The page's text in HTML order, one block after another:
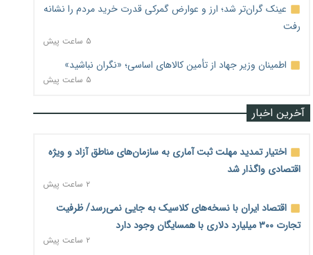
عینک گران‌تر شد؛ ارز و عوارض گمرکی قدرت خرید مردم را نشانه
رفت
۵ ساعت پیش
اطمینان وزیر جهاد از تأمین کالاهای اساسی؛ «نگران نباشید»
۵ ساعت پیش
آخرین اخبار
اختیار تمدید مهلت ثبت آماری به سازمان‌های مناطق آزاد و ویژه
اقتصادی واگذار شد
۲ ساعت پیش
اقتصاد ایران با نسخه‌های کلاسیک به جایی نمی‌رسد/ ظرفیت
تجارت ۳۰۰ میلیارد دلاری با همسایگان وجود دارد
۲ ساعت پیش